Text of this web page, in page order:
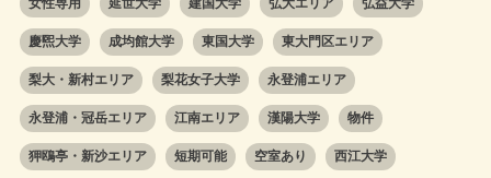
女性専用 延世大学 建国大学 弘大エリア 弘益大学
慶煕大学 成均館大学 東国大学 東大門区エリア
梨大・新村エリア 梨花女子大学 永登浦エリア
永登浦・冠岳エリア 江南エリア 漢陽大学 物件
狎鴎亭・新沙エリア 短期可能 空室あり 西江大学